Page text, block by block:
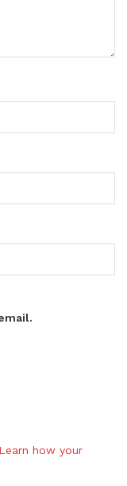
Learn how your